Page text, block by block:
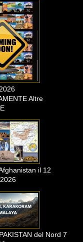
Altre
il 12
del Nord 7